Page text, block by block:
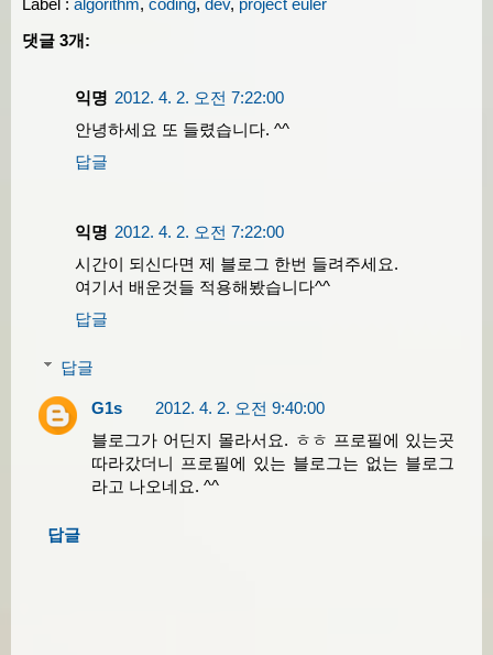
Label : algorithm, coding, dev, project euler
댓글 3개:
익명 2012. 4. 2. 오전 7:22:00
안녕하세요 또 들렸습니다. ^^
답글
익명 2012. 4. 2. 오전 7:22:00
시간이 되신다면 제 블로그 한번 들려주세요.
여기서 배운것들 적용해봤습니다^^
답글
답글
G1s
2012. 4. 2. 오전 9:40:00
블로그가 어딘지 몰라서요. ㅎㅎ 프로필에 있는곳
따라갔더니 프로필에 있는 블로그는 없는 블로그
라고 나오네요. ^^
답글